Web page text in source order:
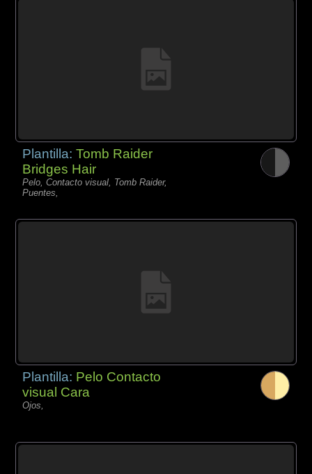
Plantilla:Tomb Raider
Bridges Hair
Pelo, Contacto visual, Tomb Raider,
Puentes,
Plantilla: Pelo Contacto
visual Cara
Ojos,